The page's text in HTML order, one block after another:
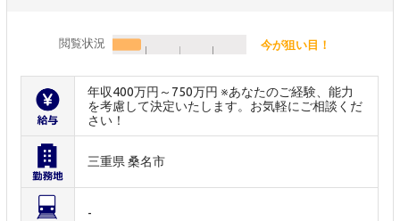
閲覧状況 今が狙い目！
年収400万円～750万円 ※あなたのご経験、能力
を考慮して決定いたします。お気軽にご相談くだ
さい！
三重県 桑名市
-